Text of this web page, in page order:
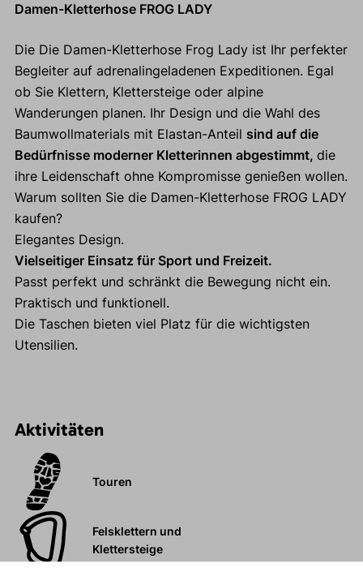
Damen-Kletterhose FROG LADY
Die Die Damen-Kletterhose Frog Lady ist Ihr perfekter
Begleiter auf adrenalingeladenen Expeditionen. Egal
ob Sie Klettern, Klettersteige oder alpine
Wanderungen planen. Ihr Design und die Wahl des
Baumwollmaterials mit Elastan-Anteil sind auf die
Bedürfnisse moderner Kletterinnen abgestimmt, die
ihre Leidenschaft ohne Kompromisse genießen wollen.
Warum sollten Sie die Damen-Kletterhose FROG LADY
kaufen?
Elegantes Design.
Vielseitiger Einsatz für Sport und Freizeit.
Passt perfekt und schränkt die Bewegung nicht ein.
Praktisch und funktionell.
Die Taschen bieten viel Platz für die wichtigsten
Utensilien.
Aktivitäten
Touren
Felsklettern und
Klettersteige